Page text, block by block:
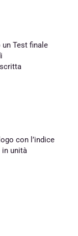
Test finale
con l’indice
unità